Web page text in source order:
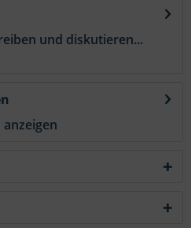
und diskutieren...